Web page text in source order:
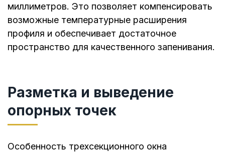
миллиметров. Это позволяет компенсировать
возможные температурные расширения
профиля и обеспечивает достаточное
пространство для качественного запенивания.
Разметка и выведение
опорных точек
Особенность трехсекционного окна